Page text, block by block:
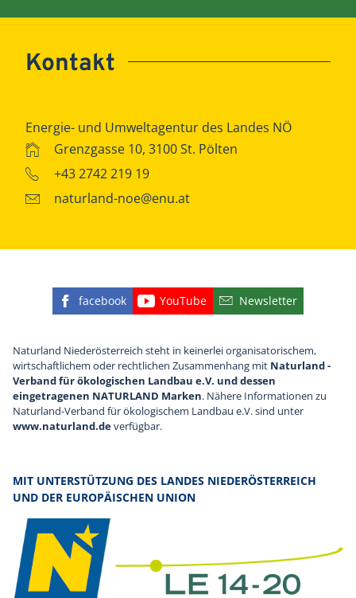
Kontakt
Energie- und Umweltagentur des Landes NÖ
Grenzgasse 10, 3100 St. Pölten
+43 2742 219 19
naturland-noe@enu.at
Finden Sie die eNu auf Facebook
facebook Besuchen Sie den
YouTube Abonnieren Sie
Newsletter
Naturland Niederösterreich steht in keinerlei organisatorischem,
wirtschaftlichem oder rechtlichen Zusammenhang mit Naturland -
Verband für ökologischen Landbau e.V. und dessen
eingetragenen NATURLAND Marken. Nähere Informationen zu
Naturland-Verband für ökologischem Landbau e.V. sind unter
www.naturland.deverfügbar.
MIT UNTERSTÜTZUNG DES LANDES NIEDERÖSTERREICH
UND DER EUROPÄISCHEN UNION